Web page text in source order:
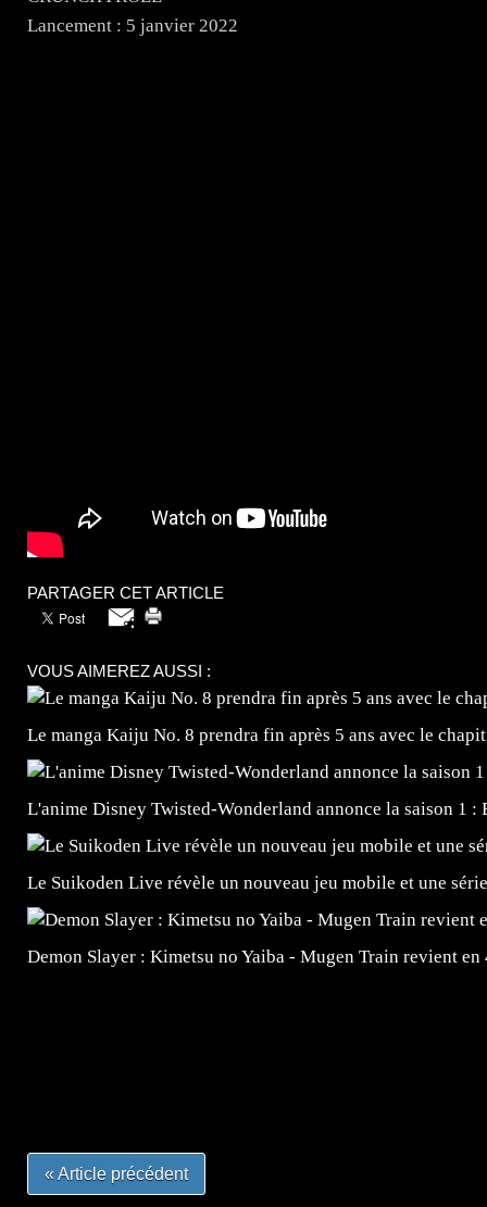
Lancement : 5 janvier 2022
PARTAGER CET ARTICLE
VOUS AIMEREZ AUSSI :
Le manga Kaiju No. 8 prendra fin après 5 ans avec le
L'anime Disney Twisted-Wonderland annonce la saison 1
Le Suikoden Live révèle un nouveau jeu mobile et une
Demon Slayer : Kimetsu no Yaiba - Mugen Train revient en
« Article précédent